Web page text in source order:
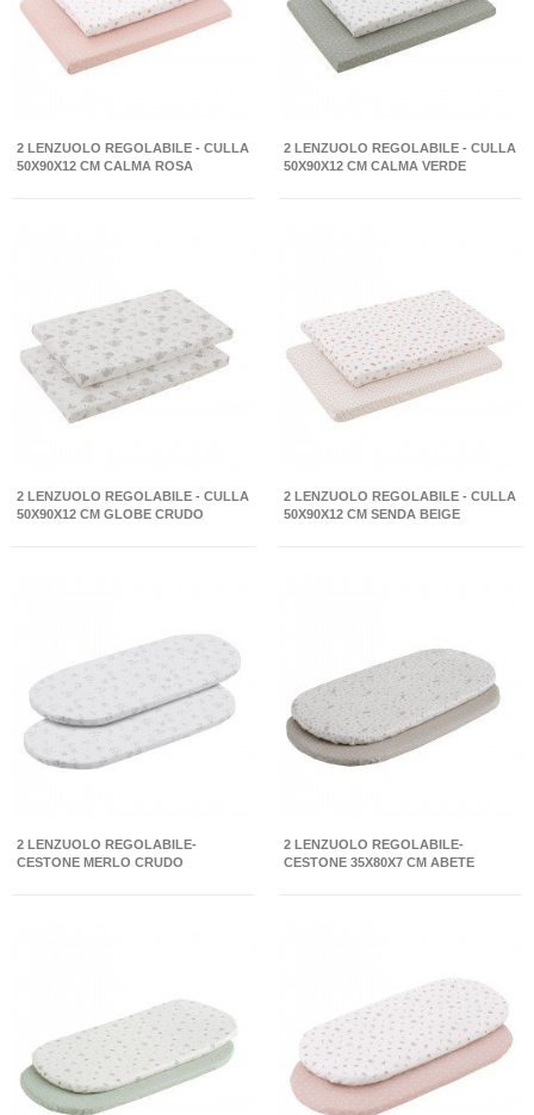
2 LENZUOLO REGOLABILE - CULLA
50X90X12 CM CALMA ROSA
2 LENZUOLO REGOLABILE - CULLA
50X90X12 CM CALMA VERDE
2 LENZUOLO REGOLABILE - CULLA
50X90X12 CM GLOBE CRUDO
2 LENZUOLO REGOLABILE - CULLA
50X90X12 CM SENDA BEIGE
2 LENZUOLO REGOLABILE-
CESTONE MERLO CRUDO
2 LENZUOLO REGOLABILE-
CESTONE 35X80X7 CM ABETE